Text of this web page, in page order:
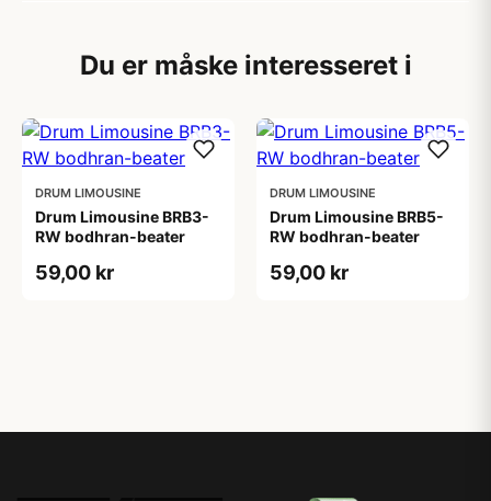
Du er måske interesseret i
DRUM LIMOUSINE
Drum Limousine BRB3-
RW bodhran-beater
59,00 kr
DRUM LIMOUSINE
Drum Limousine BRB5-
RW bodhran-beater
59,00 kr